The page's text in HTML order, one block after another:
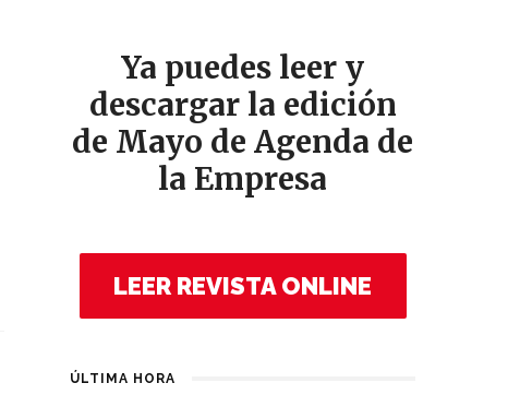
Ya puedes leer y
descargar la edición
de Mayo de Agenda de
la Empresa
LEER REVISTA ONLINE
ÚLTIMA HORA